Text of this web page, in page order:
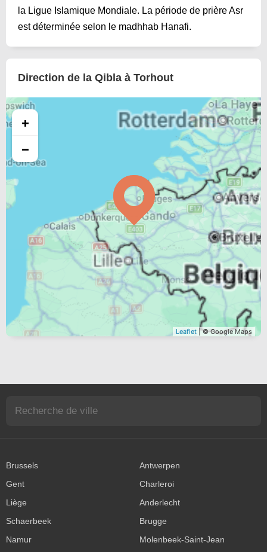
la Ligue Islamique Mondiale. La période de prière Asr
est déterminée selon le madhhab Hanafi.
Direction de la Qibla à Torhout
+
−
Leaflet | © Google Maps
Brussels
Antwerpen
Gent
Charleroi
Liège
Anderlecht
Schaerbeek
Brugge
Namur
Molenbeek-Saint-Jean